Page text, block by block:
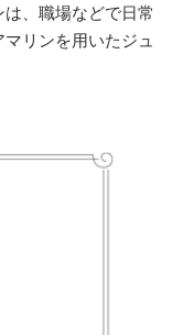
、職場などで日常
リンを用いたジュ